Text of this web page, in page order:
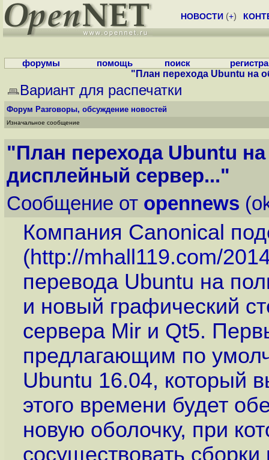
НОВОСТИ (+)
форумы помощь поиск
"План перехода Ubuntu на
Вариант для распечатки
Форум Разговоры, обсуждение новостей
Изначальное сообщение
"План перехода Ubuntu
дисплейный сервер..."
Сообщение от opennews
Компания Canonical
(http://mhall119.com/
перевода Ubuntu на
и новый графический
сервера Mir и Qt5.
предлагающим по
Ubuntu 16.04, который
этого времени будет
новую оболочку, при
сосуществовать